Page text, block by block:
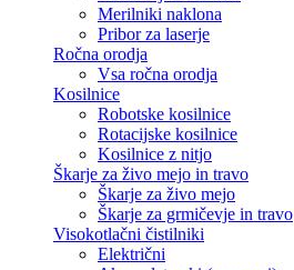
Merilniki naklona
Pribor za laserje
Ročna orodja
Vsa ročna orodja
Kosilnice
Robotske kosilnice
Rotacijske kosilnice
Kosilnice z nitjo
Škarje za živo mejo in travo
Škarje za živo mejo
Škarje za grmičevje in travo
Visokotlačni čistilniki
Električni